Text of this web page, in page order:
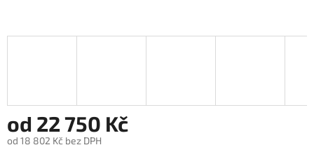
od 22 750 Kč
od 18 802 Kč bez DPH